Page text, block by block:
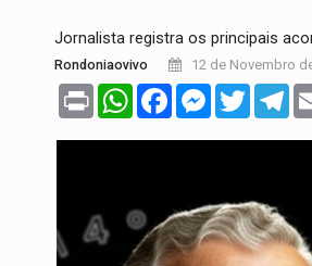
Jornalista registra os principais
Rondoniaovivo 12 de Novembro
Print WhatsAppFacebookMessenger
Twitter